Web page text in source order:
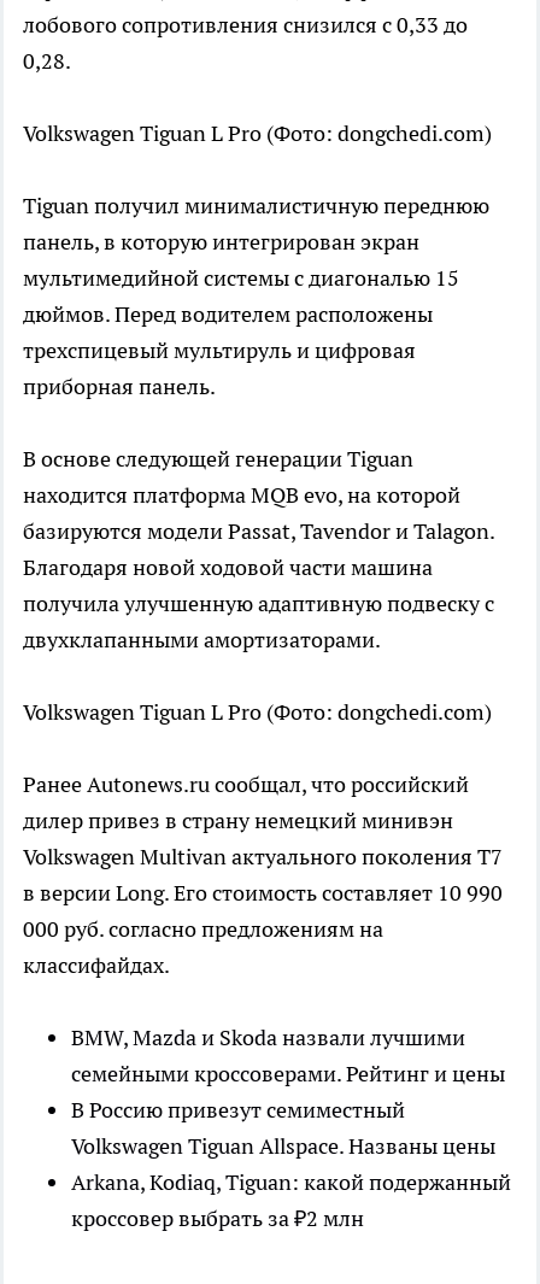
лобового сопротивления снизился с 0,33 до
0,28.
Volkswagen Tiguan L Pro (Фото: dongchedi.com)
Tiguan получил минималистичную переднюю
панель, в которую интегрирован экран
мультимедийной системы с диагональю 15
дюймов. Перед водителем расположены
трехспицевый мультируль и цифровая
приборная панель.
В основе следующей генерации Tiguan
находится платформа MQB evo, на которой
базируются модели Passat, Tavendor и Talagon.
Благодаря новой ходовой части машина
получила улучшенную адаптивную подвеску с
двухклапанными амортизаторами.
Volkswagen Tiguan L Pro (Фото: dongchedi.com)
Ранее Autonews.ru сообщал, что российский
дилер привез в страну немецкий минивэн
Volkswagen Multivan актуального поколения T7
в версии Long. Его стоимость составляет 10 990
000 руб. согласно предложениям на
классифайдах.
BMW, Mazda и Skoda назвали лучшими
семейными кроссоверами. Рейтинг и цены
В Россию привезут семиместный
Volkswagen Tiguan Allspace. Названы цены
Arkana, Kodiaq, Tiguan: какой подержанный
кроссовер выбрать за ₽2 млн